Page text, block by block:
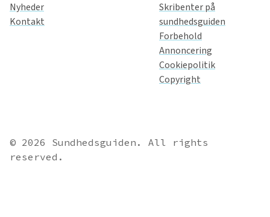
Nyheder
Kontakt
Skribenter på
sundhedsguiden
Forbehold
Annoncering
Cookiepolitik
Copyright
© 2026 Sundhedsguiden. All rights
reserved.